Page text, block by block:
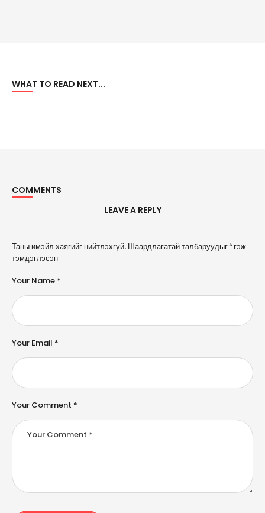
WHAT TO READ NEXT...
COMMENTS
LEAVE A REPLY
Таны имэйл хаягийг нийтлэхгүй. Шаардлагатай талбаруудыг*гэж
тэмдэглэсэн
Your Comment *
Your Name *
Your Email *
A
l
e
n
a
ti
e